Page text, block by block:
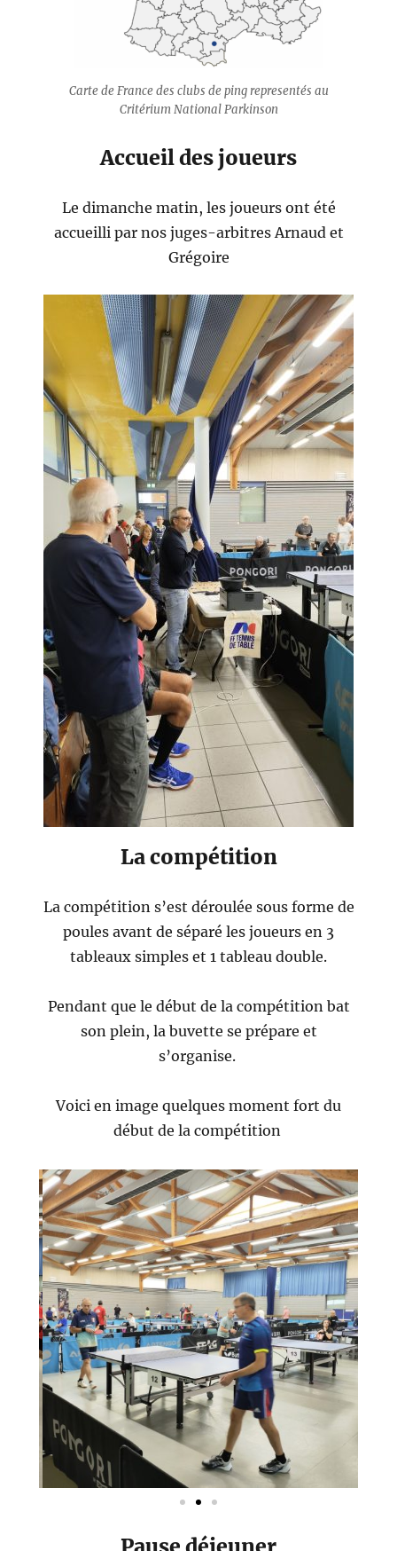
Carte de France des clubs de ping representés au
Critérium National Parkinson
Accueil des joueurs
Le dimanche matin, les joueurs ont été
accueilli par nos juges-arbitres Arnaud et
Grégoire
La compétition
La compétition s’est déroulée sous forme de
poules avant de séparé les joueurs en 3
tableaux simples et 1 tableau double.
Pendant que le début de la compétition bat
son plein, la buvette se prépare et
s’organise.
Voici en image quelques moment fort du
début de la compétition
Pause déjeuner